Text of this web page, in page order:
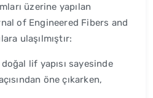
üzerine yapılan
of Engineered Fibers and
ulaşılmıştır:
lif yapısı sayesinde
öne çıkarken,